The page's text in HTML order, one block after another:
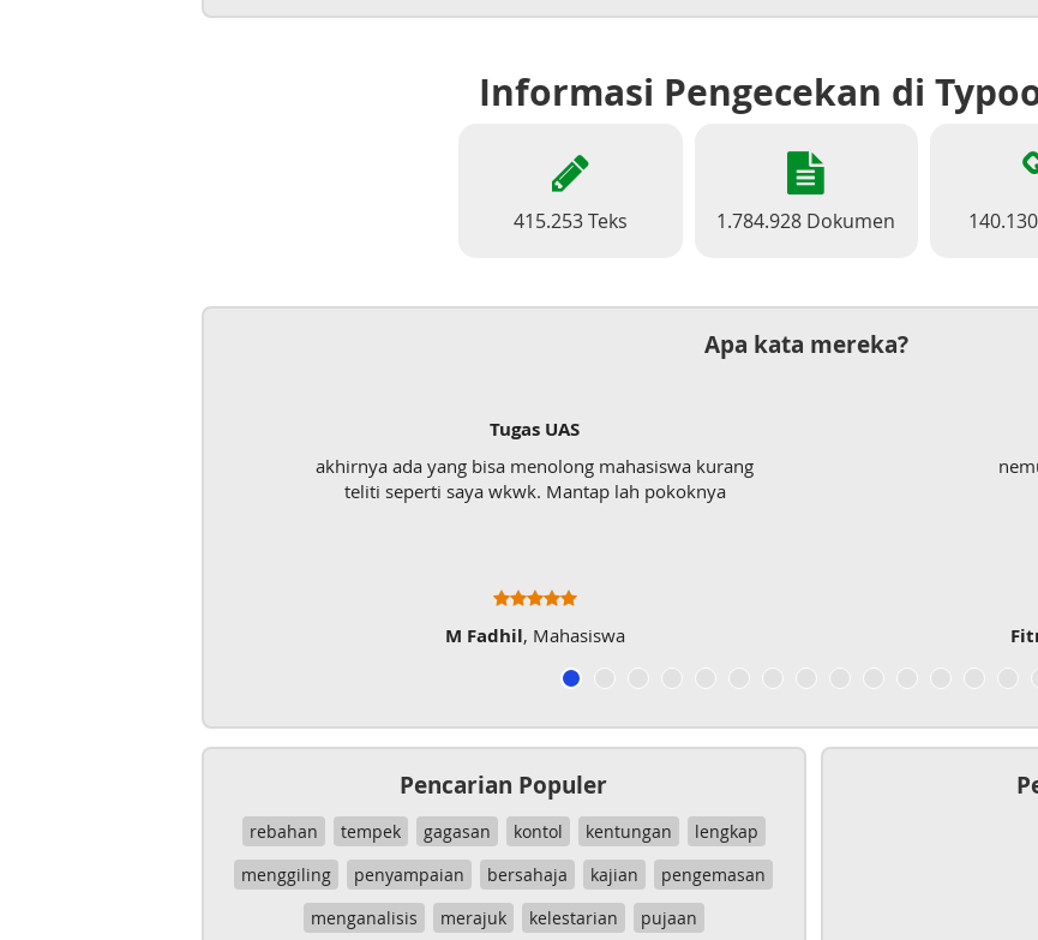
Informasi Pengecekan di
415.253 Teks 1.784.928 Dokumen
Apa kata mereka?
Tugas UAS
akhirnya ada yang bisa menolong mahasiswa kurang
teliti seperti saya wkwk. Mantap lah pokoknya
M Fadhil, Mahasiswa
Pencarian Populer
rebahan tempek gagasan kontol kentungan
lengkap
menggiling
penyampaian bersahaja kajian
pengemasan
menganalisis
merajuk kelestarian
pujaan